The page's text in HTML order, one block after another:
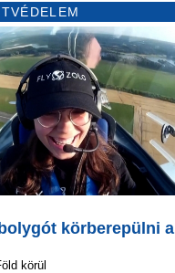
körberepülni a
körül